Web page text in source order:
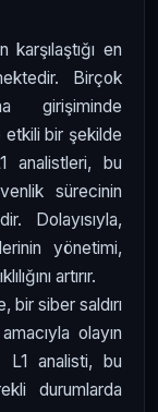
en
Birçok
girişiminde
etkili bir şekilde
analistleri, bu
sürecinin
Dolayısıyla,
yönetimi,
artırır.
bir siber saldırı
olayın
L1 analisti, bu
durumlarda